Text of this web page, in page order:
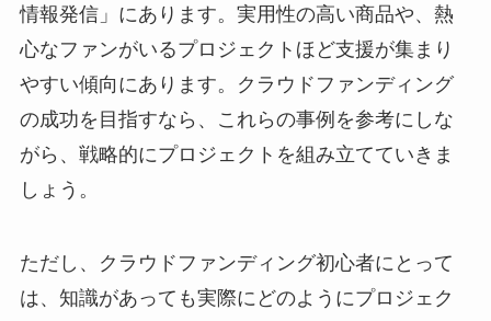
情報発信」にあります。実用性の高い商品や、熱
心なファンがいるプロジェクトほど支援が集まり
やすい傾向にあります。クラウドファンディング
の成功を目指すなら、これらの事例を参考にしな
がら、戦略的にプロジェクトを組み立てていきま
しょう。
ただし、クラウドファンディング初心者にとって
は、知識があっても実際にどのようにプロジェク